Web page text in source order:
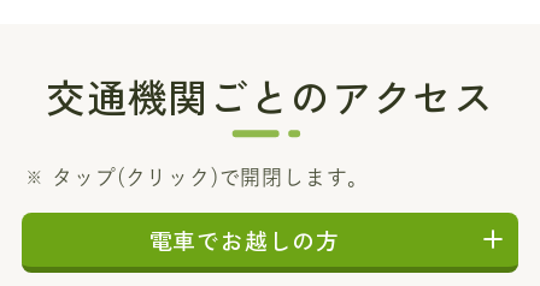
交通機関ごとのアクセス
タップ(クリック)で開閉します。
電車でお越しの方